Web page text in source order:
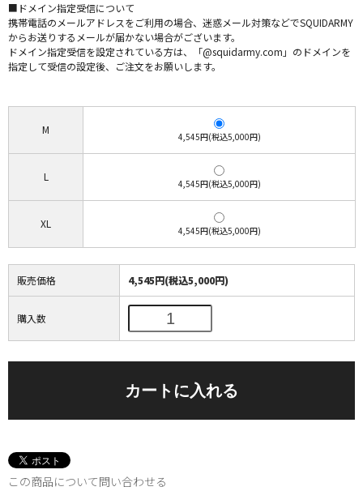
■ドメイン指定受信について
携帯電話のメールアドレスをご利用の場合、迷惑メール対策などでSQUIDARMY
からお送りするメールが届かない場合がございます。
ドメイン指定受信を設定されている方は、「@squidarmy.com」のドメインを
指定して受信の設定後、ご注文をお願いします。
M
4,545円(税込5,000円)
L
4,545円(税込5,000円)
XL
4,545円(税込5,000円)
販売価格 4,545円(税込5,000円)
購入数
この商品について問い合わせる